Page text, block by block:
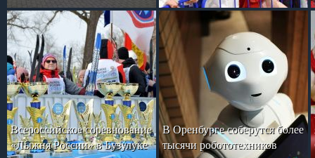
Всероссийское соревнование
«Лыжня России» в Бузулуке
В Оренбурге соберутся более
тысячи робототехников